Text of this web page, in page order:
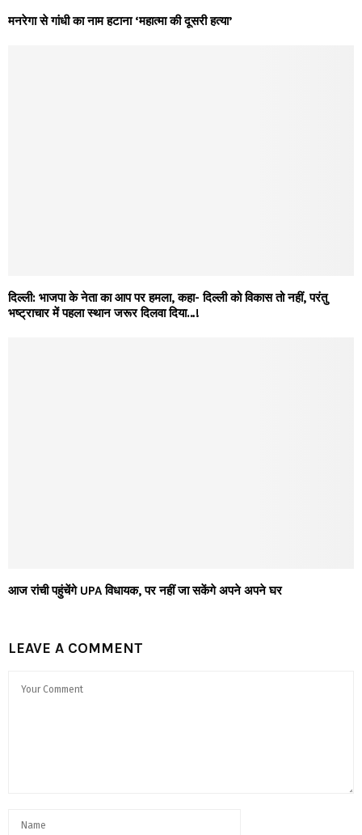
मनरेगा से गांधी का नाम हटाना ‘महात्मा की दूसरी हत्या’
दिल्ली: भाजपा के नेता का आप पर हमला, कहा- दिल्ली को विकास तो नहीं, परंतु
भष्ट्राचार में पहला स्थान जरूर दिलवा दिया…!
आज रांची पहुंचेंगे UPA विधायक, पर नहीं जा सकेंगे अपने अपने घर
LEAVE A COMMENT